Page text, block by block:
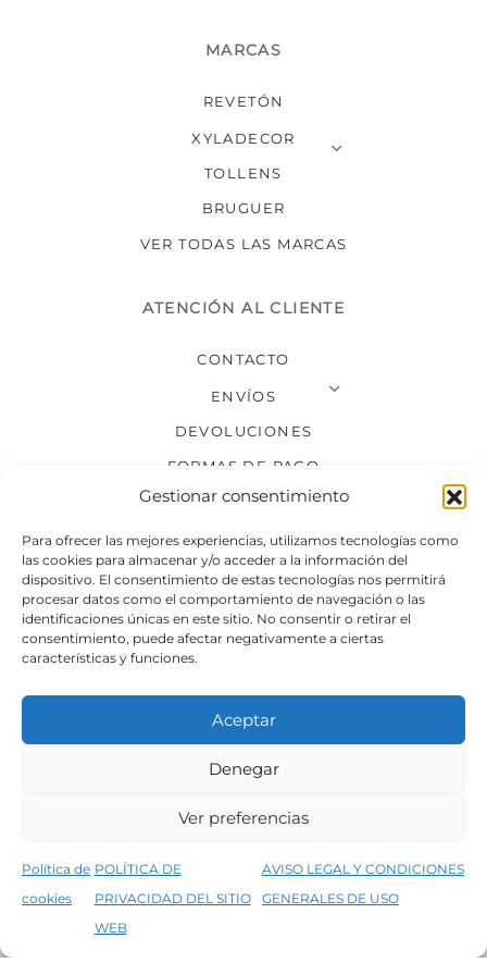
Gestionar consentimiento
Para ofrecer las mejores experiencias, utilizamos tecnologías como
las cookies para almacenar y/o acceder a la información del
dispositivo. El consentimiento de estas tecnologías nos permitirá
procesar datos como el comportamiento de navegación o las
identificaciones únicas en este sitio. No consentir o retirar el
consentimiento, puede afectar negativamente a ciertas
características y funciones.
Aceptar
Denegar
Ver preferencias
Política de
cookies
POLÍTICA DE
PRIVACIDAD DEL SITIO
WEB
AVISO LEGAL Y CONDICIONES
GENERALES DE USO
5% de descuento en tu primera compra, utiliza el código PRIMERACOMPRA
MARCAS
REVETÓN
XYLADECOR
TOLLENS
BRUGUER
VER TODAS LAS MARCAS
ATENCIÓN AL CLIENTE
CONTACTO
ENVÍOS
DEVOLUCIONES
FORMAS DE PAGO
SÍGUENOS
Condiciones generales de venta
Política de privacidad del sitio web
©2026 Decopintur- todos los derechos